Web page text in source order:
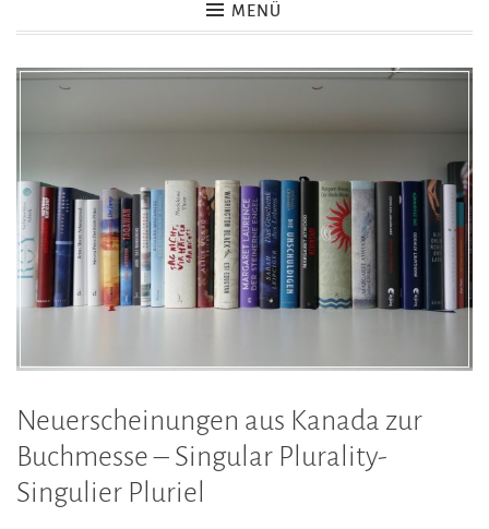
MENÜ
Neuerscheinungen aus Kanada zur
Buchmesse – Singular Plurality-
Singulier Pluriel